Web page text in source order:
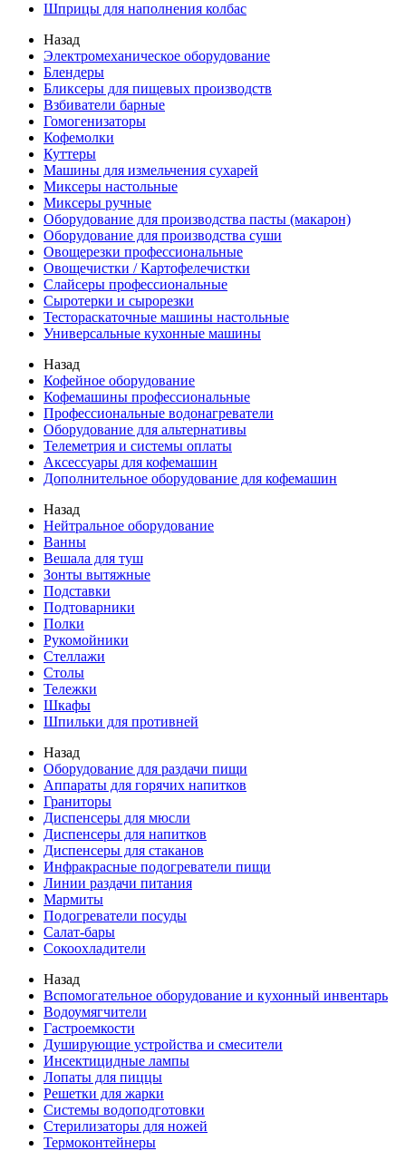
Шприцы для наполнения колбас
Назад
Электромеханическое оборудование
Блендеры
Бликсеры для пищевых производств
Взбиватели барные
Гомогенизаторы
Кофемолки
Куттеры
Машины для измельчения сухарей
Миксеры настольные
Миксеры ручные
Оборудование для производства пасты (макарон)
Оборудование для производства суши
Овощерезки профессиональные
Овощечистки / Картофелечистки
Слайсеры профессиональные
Сыротерки и сырорезки
Тестораскаточные машины настольные
Универсальные кухонные машины
Назад
Кофейное оборудование
Кофемашины профессиональные
Профессиональные водонагреватели
Оборудование для альтернативы
Телеметрия и системы оплаты
Аксессуары для кофемашин
Дополнительное оборудование для кофемашин
Назад
Нейтральное оборудование
Ванны
Вешала для туш
Зонты вытяжные
Подставки
Подтоварники
Полки
Рукомойники
Стеллажи
Столы
Тележки
Шкафы
Шпильки для противней
Назад
Оборудование для раздачи пищи
Аппараты для горячих напитков
Граниторы
Диспенсеры для мюсли
Диспенсеры для напитков
Диспенсеры для стаканов
Инфракрасные подогреватели пищи
Линии раздачи питания
Мармиты
Подогреватели посуды
Салат-бары
Сокоохладители
Назад
Вспомогательное оборудование и кухонный инвентарь
Водоумягчители
Гастроемкости
Душирующие устройства и смесители
Инсектицидные лампы
Лопаты для пиццы
Решетки для жарки
Системы водоподготовки
Стерилизаторы для ножей
Термоконтейнеры